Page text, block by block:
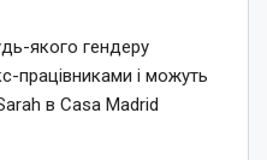
якого гендеру
працівниками і можуть
в Casa Madrid